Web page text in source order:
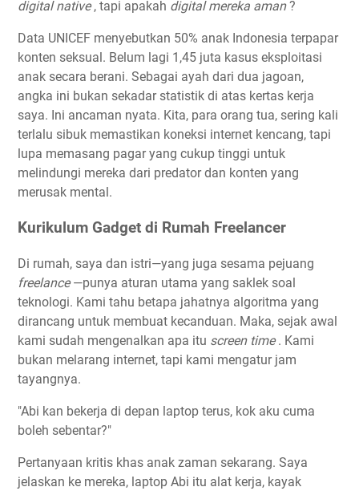
digital native, tapi apakah digital mereka aman?
Data UNICEF menyebutkan 50% anak Indonesia terpapar
konten seksual. Belum lagi 1,45 juta kasus eksploitasi
anak secara berani. Sebagai ayah dari dua jagoan,
angka ini bukan sekadar statistik di atas kertas kerja
saya. Ini ancaman nyata. Kita, para orang tua, sering kali
terlalu sibuk memastikan koneksi internet kencang, tapi
lupa memasang pagar yang cukup tinggi untuk
melindungi mereka dari predator dan konten yang
merusak mental.
Kurikulum Gadget di Rumah Freelancer
Di rumah, saya dan istri—yang juga sesama pejuang
freelance—punya aturan utama yang saklek soal
teknologi. Kami tahu betapa jahatnya algoritma yang
dirancang untuk membuat kecanduan. Maka, sejak awal
kami sudah mengenalkan apa itu screen time. Kami
bukan melarang internet, tapi kami mengatur jam
tayangnya.
"Abi kan bekerja di depan laptop terus, kok aku cuma
boleh sebentar?"
Pertanyaan kritis khas anak zaman sekarang. Saya
jelaskan ke mereka, laptop Abi itu alat kerja, kayak